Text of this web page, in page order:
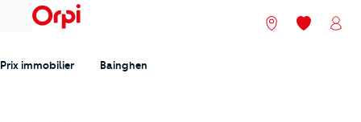
menu Nos agences
Mes
Prix immobilier Bainghen